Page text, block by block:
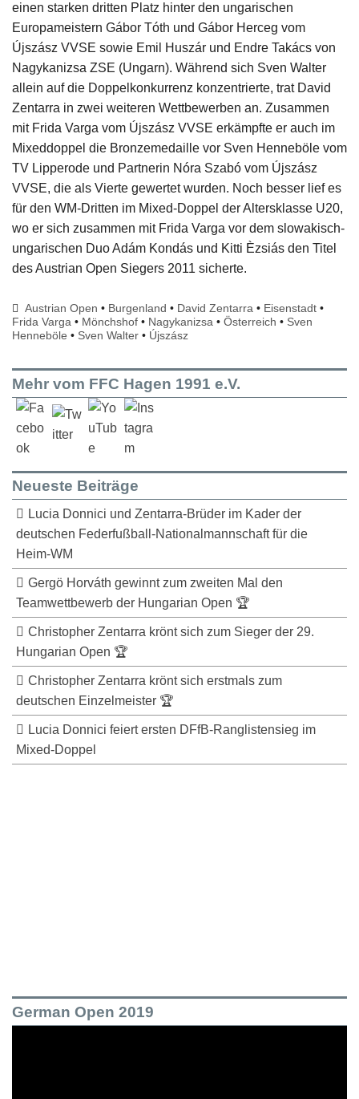
einen starken dritten Platz hinter den ungarischen
Europameistern Gábor Tóth und Gábor Herceg vom
Újszász VVSE sowie Emil Huszár und Endre Takács von
Nagykanizsa ZSE (Ungarn). Während sich Sven Walter
allein auf die Doppelkonkurrenz konzentrierte, trat David
Zentarra in zwei weiteren Wettbewerben an. Zusammen
mit Frida Varga vom Újszász VVSE erkämpfte er auch im
Mixeddoppel die Bronzemedaille vor Sven Henneböle vom
TV Lipperode und Partnerin Nóra Szabó vom Újszász
VVSE, die als Vierte gewertet wurden. Noch besser lief es
für den WM-Dritten im Mixed-Doppel der Altersklasse U20,
wo er sich zusammen mit Frida Varga vor dem slowakisch-
ungarischen Duo Adám Kondás und Kitti Èzsiás den Titel
des Austrian Open Siegers 2011 sicherte.
Austrian Open • Burgenland • David Zentarra • Eisenstadt •
Frida Varga • Mönchshof • Nagykanizsa • Österreich • Sven
Henneböle • Sven Walter • Újszász
Mehr vom FFC Hagen 1991 e.V.
Neueste Beiträge
Lucia Donnici und Zentarra-Brüder im Kader der
deutschen Federfußball-Nationalmannschaft für die
Heim-WM
Gergö Horváth gewinnt zum zweiten Mal den
Teamwettbewerb der Hungarian Open 🏆
Christopher Zentarra krönt sich zum Sieger der 29.
Hungarian Open 🏆
Christopher Zentarra krönt sich erstmals zum
deutschen Einzelmeister 🏆
Lucia Donnici feiert ersten DFfB-Ranglistensieg im
Mixed-Doppel
German Open 2019